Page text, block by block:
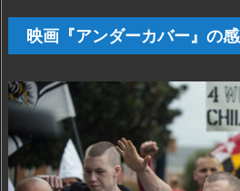
映
画
ン
ダ
ー
バ
映画『アンダーカバー』の